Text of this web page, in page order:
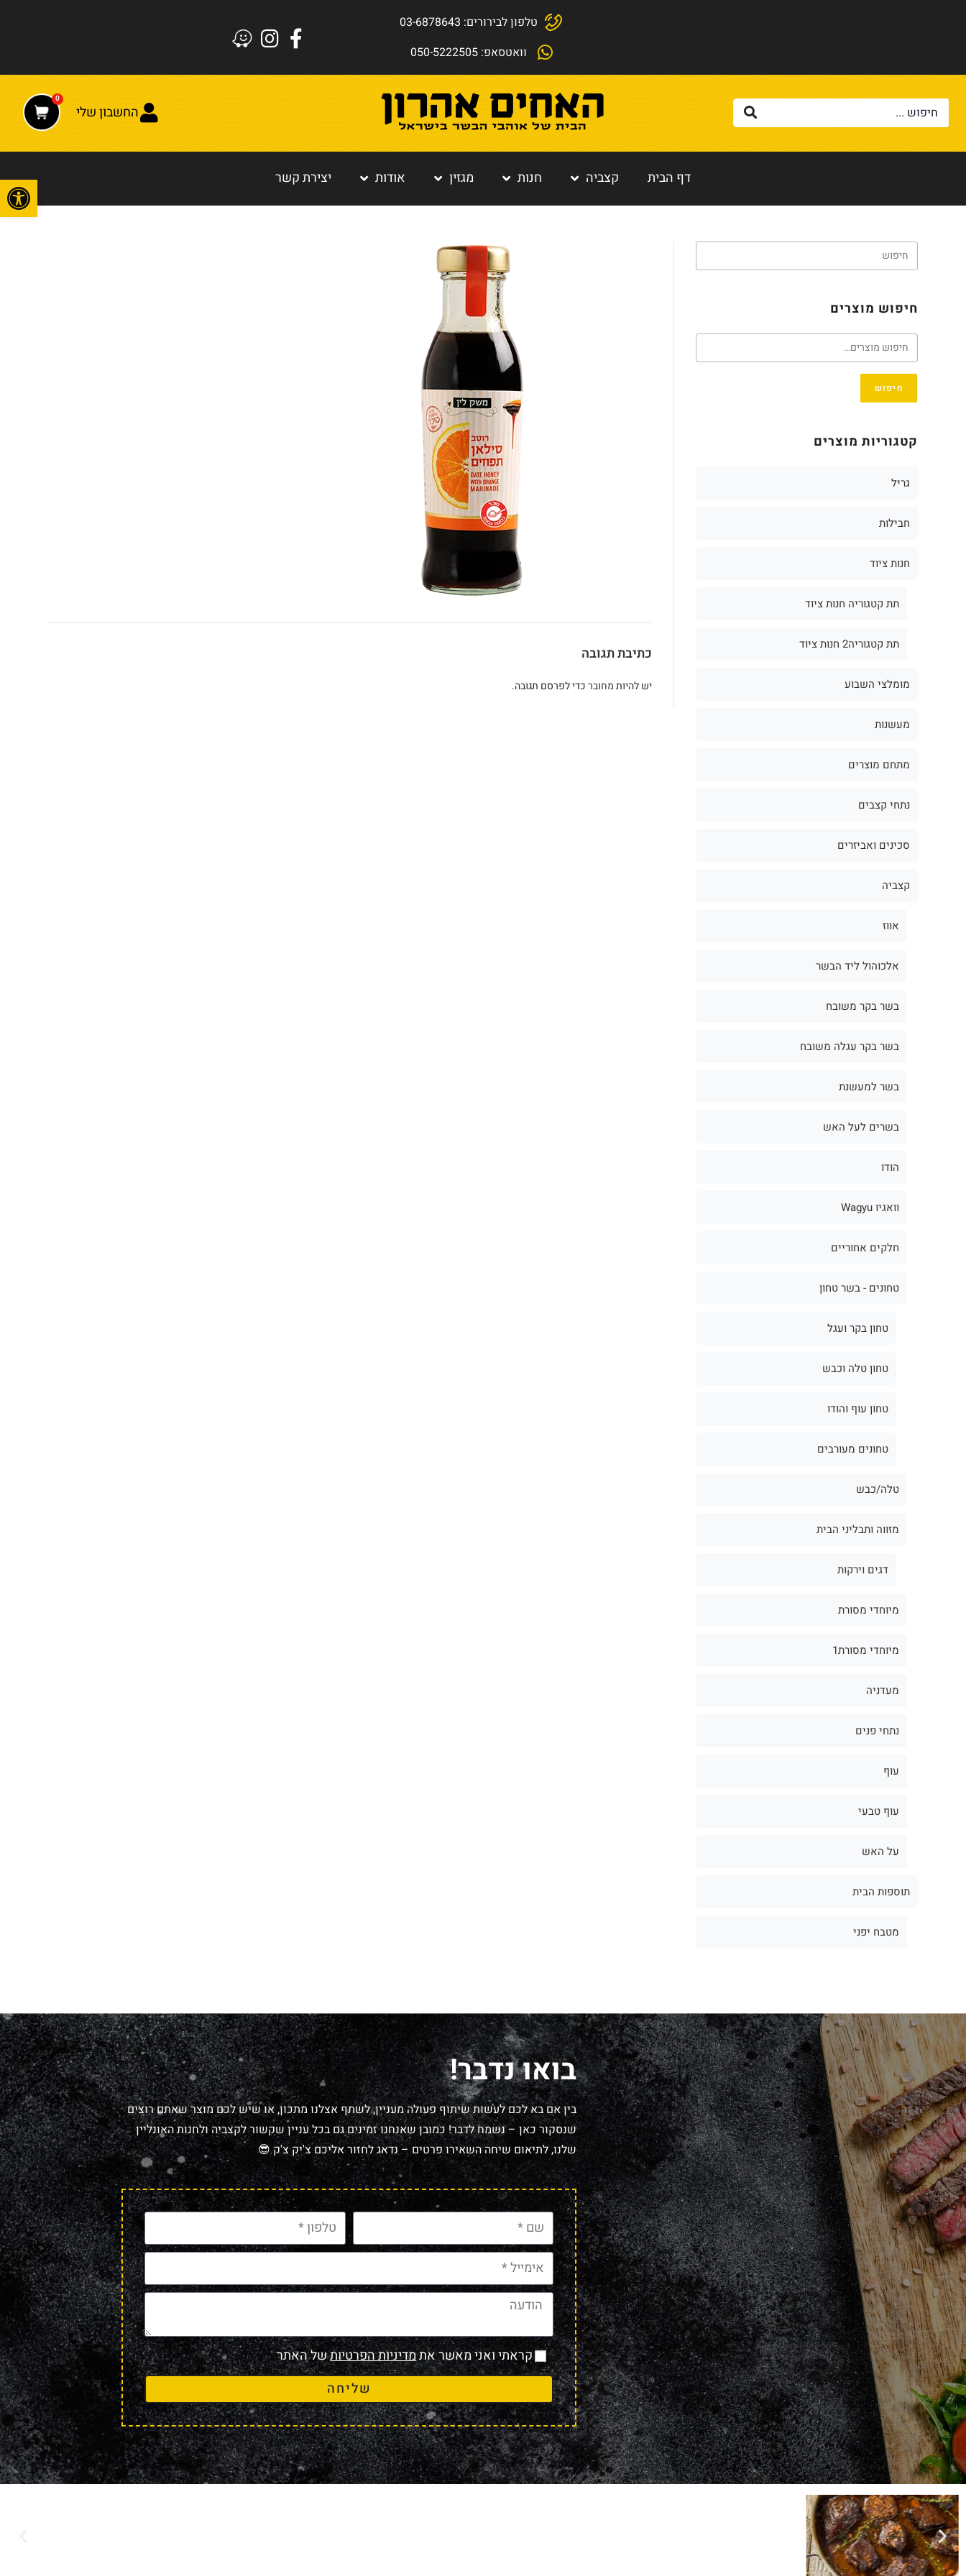
טלפון לבירורים: 03-6878643
וואטסאפ: 050-5222505
החשבון שלי
0
דף הבית קצביה חנות מגזין אודות יצירת קשר
כתיבת תגובה
יש להיותמחוברכדי לפרסם תגובה.
חיפוש מוצרים
חיפוש
קטגוריות מוצרים
גריל
חבילות
חנות ציוד
תת קטגוריה חנות ציוד
תת קטגוריה2 חנות ציוד
מומלצי השבוע
מעשנות
מתחם מוצרים
נתחי קצבים
סכינים ואביזרים
קצביה
אווז
אלכוהול ליד הבשר
בשר בקר משובח
בשר בקר עגלה משובח
בשר למעשנת
בשרים לעל האש
הודו
וואגיו Wagyu
חלקים אחוריים
טחונים - בשר טחון
טחון בקר ועגל
טחון טלה וכבש
טחון עוף והודו
טחונים מעורבים
טלה/כבש
מזווה ותבליני הבית
דגים וירקות
מיוחדי מסורת
מיוחדי מסורת1
מעדניה
נתחי פנים
עוף
עוף טבעי
על האש
תוספות הבית
מטבח יפני
בואו נדבר!
בין אם בא לכם לעשות שיתוף פעולה מעניין, לשתף אצלנו מתכון, או שיש לכם מוצר שאתם רוצים
שנסקור כאן – נשמח לדבר! כמובן שאנחנו זמינים גם בכל עניין שקשור לקצביה ולחנות האונליין
שלנו, לתיאום שיחה השאירו פרטים – נדאג לחזור אליכם צ'יק צ'ק 😎
קראתי ואני מאשר אתמדיניות הפרטיותשל האתר
שליחה